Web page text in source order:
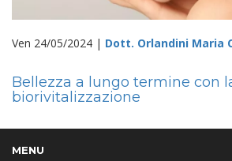
Ven 24/05/2024 | Dott. Orlandini Maria
Bellezza a lungo termine con
biorivitalizzazione
MENU